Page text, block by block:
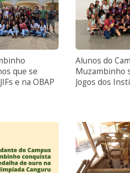
que se
e na OBAP
Alunos do
Muzambinho
Jogos dos